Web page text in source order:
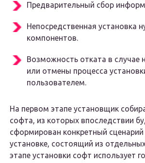
Предварительный сбор
Непосредственная установка
компонентов.
Возможность отката в случае
или отмены процесса
пользователем.
На первом этапе установщик
софта, из которых впоследствии
сформирован конкретный
установке, состоящий из
этапе установки софт использует